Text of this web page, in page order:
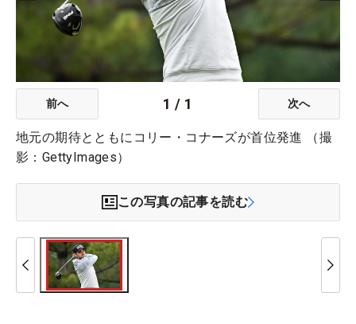
前へ 1 / 1 次へ
地元の期待とともにコリー・コナーズが首位発進 （撮
影：GettyImages）
この写真の記事を読む